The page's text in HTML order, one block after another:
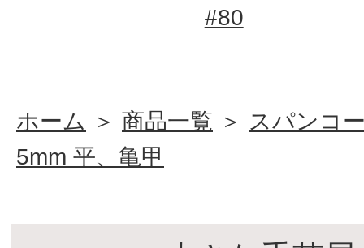
#80
ホーム ＞ 商品一覧 ＞
スパンコ
5mm 平、亀甲